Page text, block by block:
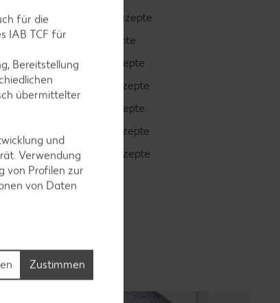
Smoothie-Rezepte
Bowle-Rezepte
Cocktail-Rezepte
Avocado-Rezepte
Erdbeer-Rezepte
Blaubeer-Rezepte
Bananen-Rezepte
für die
IAB TCF für
Bereitstellung
übermittelter
und
Verwendung
von Profilen zur
von Daten
Zustimmen